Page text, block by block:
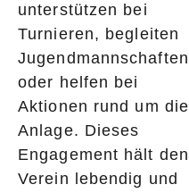
unterstützen bei
Turnieren, begleiten
Jugendmannschaften
oder helfen bei
Aktionen rund um die
Anlage. Dieses
Engagement hält den
Verein lebendig und